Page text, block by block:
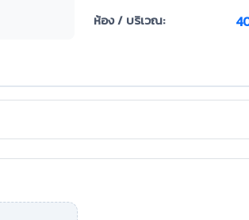
ห้อง / บริเวณ: